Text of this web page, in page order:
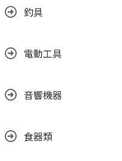
釣具
電動工具
音響機器
食器類